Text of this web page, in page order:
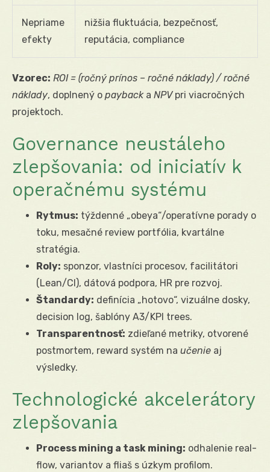
Nepriame
efekty
nižšia fluktuácia, bezpečnosť,
reputácia, compliance
Vzorec: ROI = (ročný prínos – ročné náklady) / ročné
náklady, doplnený o paybacka NPVpri viacročných
projektoch.
Governance neustáleho
zlepšovania: od iniciatív k
operačnému systému
Rytmus: týždenné „obeya“/operatívne porady o
toku, mesačné review portfólia, kvartálne
stratégia.
Roly: sponzor, vlastníci procesov, facilitátori
(Lean/CI), dátová podpora, HR pre rozvoj.
Štandardy: definícia „hotovo“, vizuálne dosky,
decision log, šablóny A3/KPI trees.
Transparentnosť: zdieľané metriky, otvorené
postmortem, reward systém na učenie aj
výsledky.
Technologické akcelerátory
zlepšovania
Process mining a task mining: odhalenie real-
flow, variantov a fliaš s úzkym profilom.